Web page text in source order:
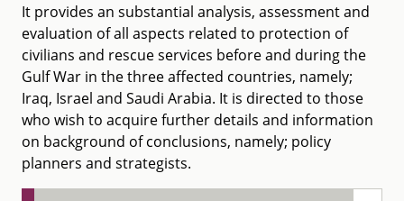
It provides an substantial analysis, assessment and
evaluation of all aspects related to protection of
civilians and rescue services before and during the
Gulf War in the three affected countries, namely;
Iraq, Israel and Saudi Arabia. It is directed to those
who wish to acquire further details and information
on background of conclusions, namely; policy
planners and strategists.